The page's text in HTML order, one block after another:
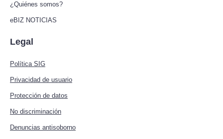
¿Quiénes somos?
eBIZ NOTICIAS
Legal
Política SIG
Privacidad de usuario
Protección de datos
No discriminación
Denuncias antisoborno